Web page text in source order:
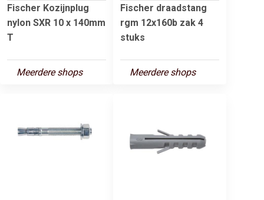
Fischer Kozijnplug
nylon SXR 10 x 140mm
T
Meerdere shops
Fischer draadstang
rgm 12x160b zak 4
stuks
Meerdere shops